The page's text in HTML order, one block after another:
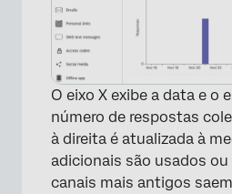
O eixo X exibe a data e o
número de respostas
à direita é atualizada à
adicionais são usados ou
canais mais antigos